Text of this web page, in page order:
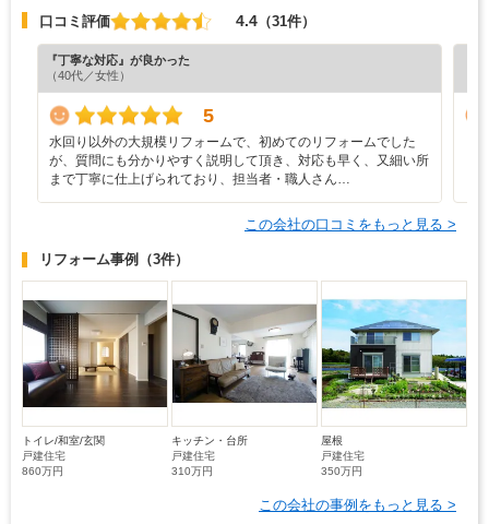
口コミ評価 4.4 （31件）
『丁寧な対応』が良かった
（40代／女性）
5
水回り以外の大規模リフォームで、初めてのリフォームでした
が、質問にも分かりやすく説明して頂き、対応も早く、又細い所
まで丁寧に仕上げられており、担当者・職人さん…
この会社の口コミをもっと見る >
リフォーム事例 （3件）
トイレ/和室/玄関
戸建住宅
860万円
キッチン・台所
戸建住宅
310万円
屋根
戸建住宅
350万円
この会社の事例をもっと見る >